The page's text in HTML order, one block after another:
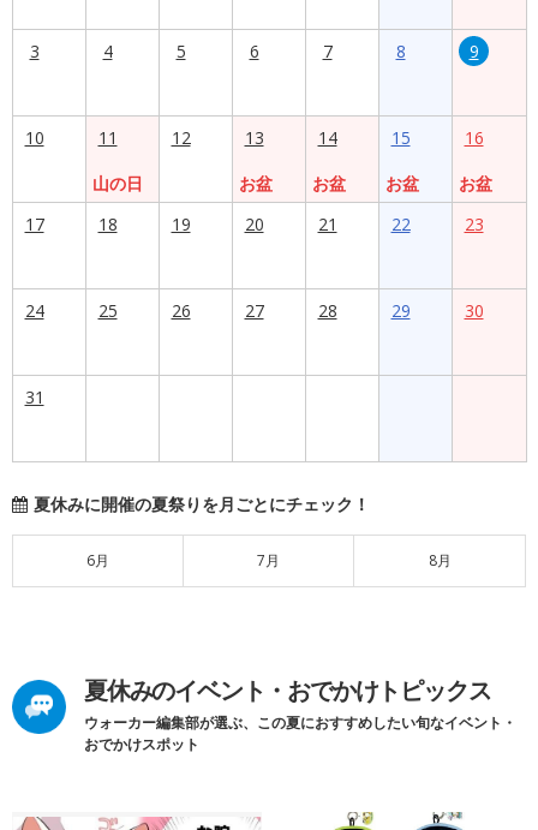
3 4 5 6 7 8 9
10
11
山の日
12
13
お盆
14
お盆
15
お盆
16
お盆
17
18 19 20 21 22 23
24 25 26 27 28 29 30
31
夏休みに開催の夏祭りを月ごとにチェック！
6月 7月 8月
夏休みのイベント・おでかけトピックス
ウォーカー編集部が選ぶ、この夏におすすめしたい旬なイベント・
おでかけスポット